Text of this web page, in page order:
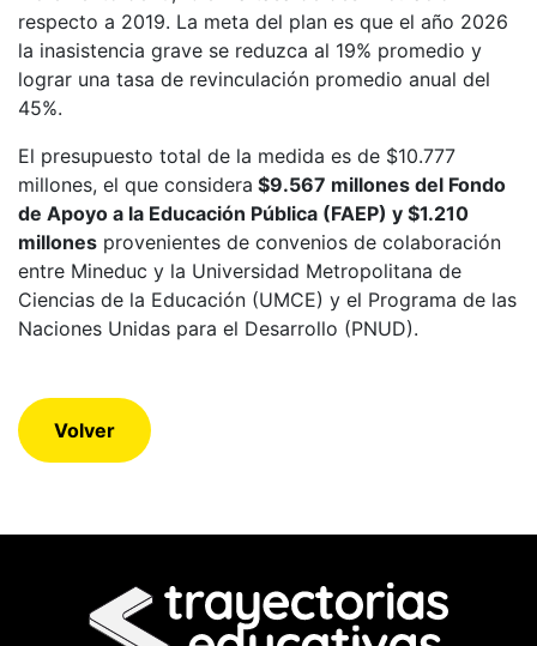
respecto a 2019. La meta del plan es que el año 2026
la inasistencia grave se reduzca al 19% promedio y
lograr una tasa de revinculación promedio anual del
45%.
El presupuesto total de la medida es de $10.777
millones, el que considera $9.567 millones del Fondo
de Apoyo a la Educación Pública (FAEP) y $1.210
millones provenientes de convenios de colaboración
entre Mineduc y la Universidad Metropolitana de
Ciencias de la Educación (UMCE) y el Programa de las
Naciones Unidas para el Desarrollo (PNUD).
Volver